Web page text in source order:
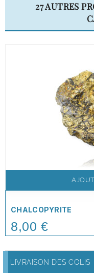
27 AUTRES
CHALCOPYRITE
Price
8,00 €
LIVRAISON DES COLIS